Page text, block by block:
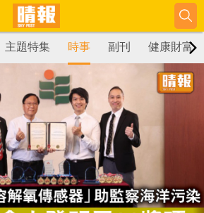
主題特集 時事 副刊 健康財富